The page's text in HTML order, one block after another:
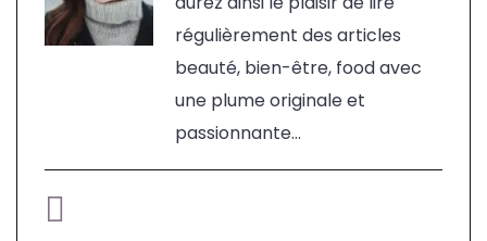
régulièrement des articles
beauté, bien-être, food avec
une plume originale et
passionnante...